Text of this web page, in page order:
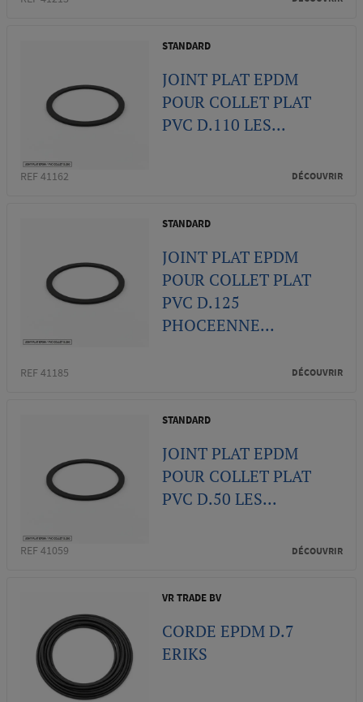
STANDARD
JOINT PLAT EPDM
POUR COLLET PLAT
PVC D.110 LES...
REF 41162 DÉCOUVRIR
STANDARD
JOINT PLAT EPDM
POUR COLLET PLAT
PVC D.125
PHOCEENNE...
REF 41185 DÉCOUVRIR
STANDARD
JOINT PLAT EPDM
POUR COLLET PLAT
PVC D.50 LES...
REF 41059 DÉCOUVRIR
VR TRADE BV
CORDE EPDM D.7
ERIKS